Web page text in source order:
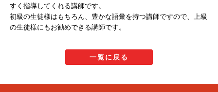
すく指導してくれる講師です。
初級の生徒様はもちろん、豊かな語彙を持つ講師ですので、上級
の生徒様にもお勧めできる講師です。
一覧に戻る